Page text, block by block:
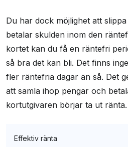
Du har dock möjlighet att
betalar skulden inom den
kortet kan du få en räntefri
så bra det kan bli. Det finns
fler räntefria dagar än så. Det
att samla ihop pengar och
kortutgivaren börjar ta ut ränta.
Effektiv ränta